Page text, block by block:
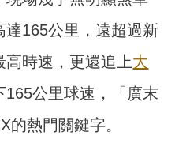
165公里，遠超過新
時速，更還追上大
165公里球速，「廣末
的熱門關鍵字。